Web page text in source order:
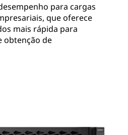
para cargas
que oferece
mais rápida para
obtenção de